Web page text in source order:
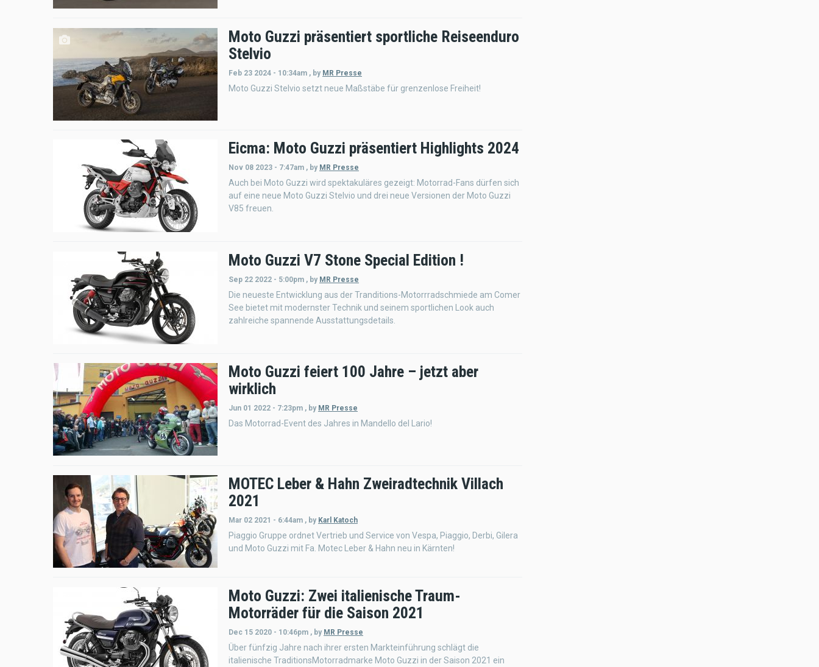
Moto Guzzi präsentiert sportliche Reiseenduro
Stelvio
Feb 23 2024 - 10:34am , by MR Presse
Moto Guzzi Stelvio setzt neue Maßstäbe für grenzenlose Freiheit!
Eicma: Moto Guzzi präsentiert Highlights 2024
Nov 08 2023 - 7:47am , by MR Presse
Auch bei Moto Guzzi wird spektakuläres gezeigt: Motorrad-Fans dürfen sich
auf eine neue Moto Guzzi Stelvio und drei neue Versionen der Moto Guzzi
V85 freuen.
Moto Guzzi V7 Stone Special Edition !
Sep 22 2022 - 5:00pm , by MR Presse
Die neueste Entwicklung aus der Tranditions-Motorrradschmiede am Comer
See bietet mit modernster Technik und seinem sportlichen Look auch
zahlreiche spannende Ausstattungsdetails.
Moto Guzzi feiert 100 Jahre – jetzt aber
wirklich
Jun 01 2022 - 7:23pm , by MR Presse
Das Motorrad-Event des Jahres in Mandello del Lario!
MOTEC Leber & Hahn Zweiradtechnik Villach
2021
Mar 02 2021 - 6:44am , by Karl Katoch
Piaggio Gruppe ordnet Vertrieb und Service von Vespa, Piaggio, Derbi, Gilera
und Moto Guzzi mit Fa. Motec Leber & Hahn neu in Kärnten!
Moto Guzzi: Zwei italienische Traum-
Motorräder für die Saison 2021
Dec 15 2020 - 10:46pm , by MR Presse
Über fünfzig Jahre nach ihrer ersten Markteinführung schlägt die
italienische TraditionsMotorradmarke Moto Guzzi in der Saison 2021 ein